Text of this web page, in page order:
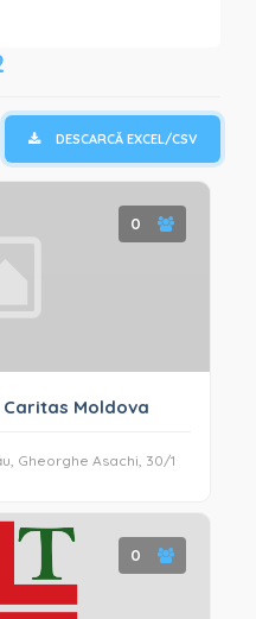
VIOLENȚEI (40)
(65)
(95)
(85)
VULNERABILE (110)
(33)
DE CRIZĂ (9)
DESCARCĂ EXCEL/CSV
0
Moldova
Gheorghe Asachi, 30/1
0